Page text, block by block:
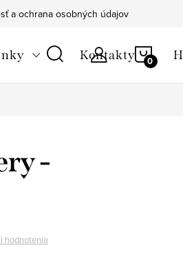
a ochrana osobných údajov
Kontakty
-
hodnotenia